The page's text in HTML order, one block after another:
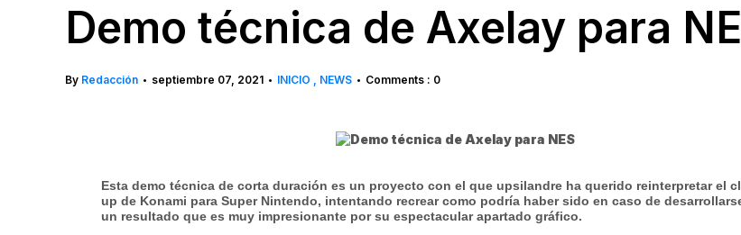
Demo técnica de Axelay para
By Redacción • septiembre 07, 2021 • INICIO NEWS • Comments : 0
Esta demo técnica de corta duración es un proyecto con el que upsilandre ha querido reinterpretar el
up de Konami para Super Nintendo, intentando recrear como podría haber sido en caso de
un resultado que es muy impresionante por su espectacular apartado gráfico.